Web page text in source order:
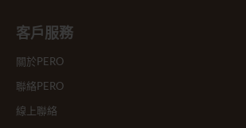
客戶服務
關於PERO
聯絡PERO
線上聯絡